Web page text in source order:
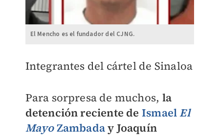
El Mencho es el fundador del CJNG.
Integrantes del cártel de Sinaloa
Para sorpresa de muchos, la
detención reciente de Ismael El
MayoZambaday Joaquín